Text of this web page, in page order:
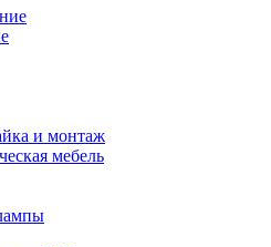
и монтаж
мебель